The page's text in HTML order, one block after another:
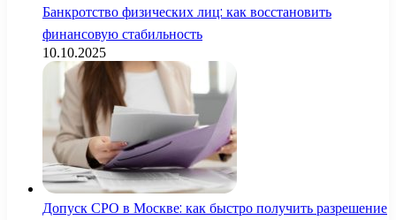
Банкротство физических лиц: как восстановить
финансовую стабильность
10.10.2025
Допуск СРО в Москве: как быстро получить разрешение